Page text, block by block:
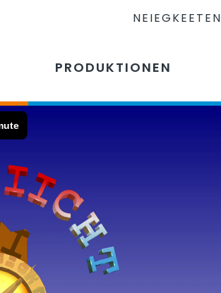
NEIEGKEETEN
PRODUKTIONEN